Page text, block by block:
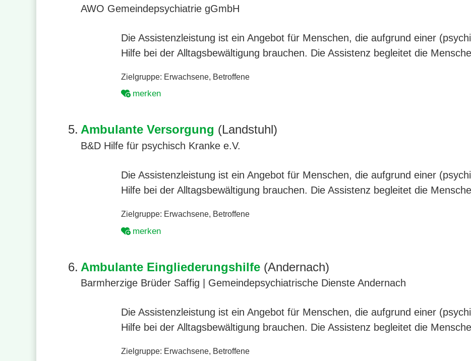
AWO Gemeindepsychiatrie gGmbH
Die Assistenzleistung ist ein Angebot für Menschen, die aufgrund einer
Hilfe bei der Alltagsbewältigung brauchen. Die Assistenz begleitet die
Zielgruppe: Erwachsene, Betroffene
merken
5. Ambulante Versorgung (Landstuhl)
B&D Hilfe für psychisch Kranke e.V.
Die Assistenzleistung ist ein Angebot für Menschen, die aufgrund einer
Hilfe bei der Alltagsbewältigung brauchen. Die Assistenz begleitet die
Zielgruppe: Erwachsene, Betroffene
merken
6. Ambulante Eingliederungshilfe (Andernach)
Barmherzige Brüder Saffig | Gemeindepsychiatrische Dienste Andernach
Die Assistenzleistung ist ein Angebot für Menschen, die aufgrund einer
Hilfe bei der Alltagsbewältigung brauchen. Die Assistenz begleitet die
Zielgruppe: Erwachsene, Betroffene